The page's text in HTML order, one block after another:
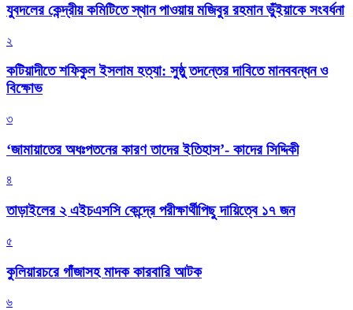
যুবদলের কেন্দ্রীয় কমিটিতে স্থান পাওয়ায় মজিবুর রহমান ভুঁইয়াকে সংবর্ধনা
২
কটিয়াদীতে শফিকুল ইসলাম হত্যা: সুষ্ঠু তদন্তের দাবিতে মানববন্ধন ও
বিক্ষোভ
৩
‘জামায়াতের অধঃপতনের কারণ তাদের ইতিহাস’- কাদের সিদ্দিকী
৪
তাড়াইলের ২ এইচএসসি কেন্দ্রে পরীক্ষার্থীপিছু দায়িত্বে ১৭ জন
৫
কুলিয়ারচরে গাঁজাসহ মাদক কারবারি আটক
৬